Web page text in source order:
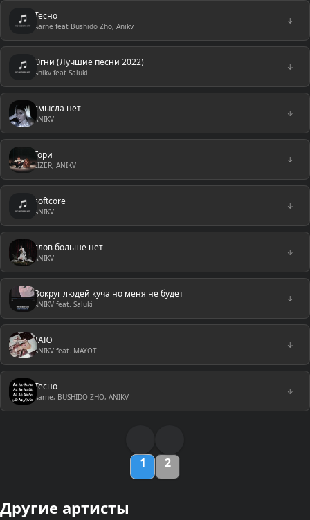
Тесно
Aarne feat Bushido Zho, Anikv
↓
Огни (Лучшие песни 2022)
Anikv feat Saluki
↓
смысла нет
ANIKV
↓
Гори
LIZER, ANIKV
↓
softcore
ANIKV
↓
слов больше нет
ANIKV
↓
Вокруг людей куча но меня не будет
ANIKV feat. Saluki
↓
ТАЮ
ANIKV feat. MAYOT
↓
Тесно
Aarne, BUSHIDO ZHO, ANIKV
↓
1 2
Другие артисты